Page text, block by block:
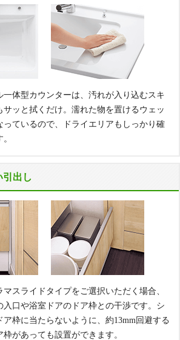
一体型カウンターは、汚れが入り込むスキ
サッと拭くだけ。濡れた物を置けるウェッ
っているので、ドライエリアもしっかり確
引出し
スライドタイプをご選択いただく場合、
入口や浴室ドアのドア枠との干渉です。シ
枠に当たらないように、約13mm回避する
があっても設置ができます。